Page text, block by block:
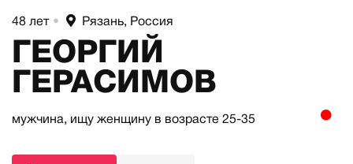
48 лет • Рязань, Россия
ГЕОРГИЙ
ГЕРАСИМОВ
мужчина, ищу женщину в возрасте 25-35